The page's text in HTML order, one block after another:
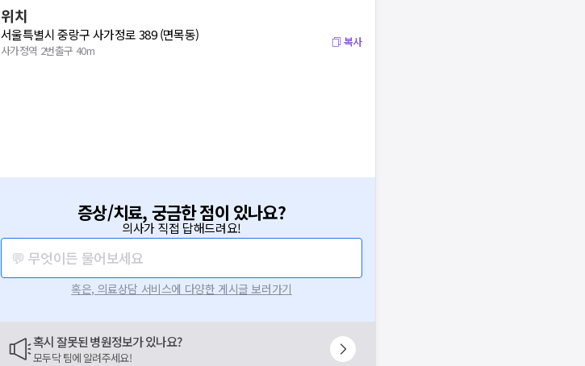
위치
서울특별시 중랑구 사가정로 389 (면목동)
사가정역 2번출구 40m
복사
증상/치료, 궁금한 점이 있나요?
의사가 직접 답해드려요!
💬 무엇이든 물어보세요
혹은, 의료상담 서비스에 다양한 게시글 보러가기
혹시 잘못된 병원정보가 있나요?
모두닥 팀에 알려주세요!